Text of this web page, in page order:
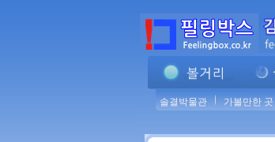
솔결박물관 가볼만한 곳